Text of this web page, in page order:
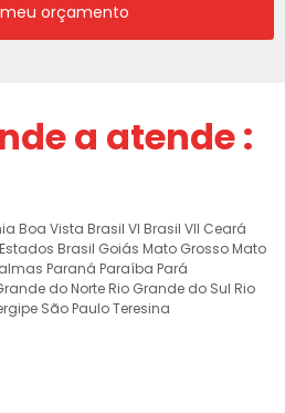
orçamento
a atende :
Boa Vista Brasil VI Brasil VII Ceará
Estados Brasil Goiás Mato Grosso Mato
Paraná Paraíba Pará
do Norte Rio Grande do Sul Rio
São PauloTeresina